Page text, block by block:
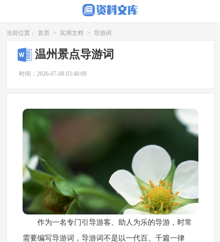
当前位置： 首页 > 实用文档 > 导游词
温州景点导游词
时间：2026-07-08 03:48:09
作为一名专门引导游客、助人为乐的导游，时常
需要编写导游词，导游词不是以一代百、千篇一律